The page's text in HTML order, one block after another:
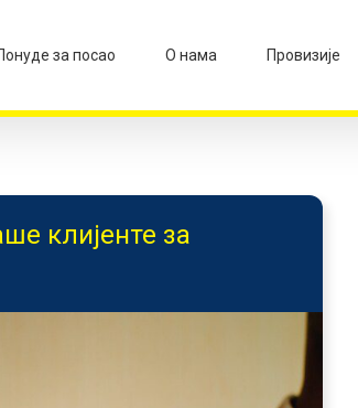
за посао О нама Провизије
клијенте за